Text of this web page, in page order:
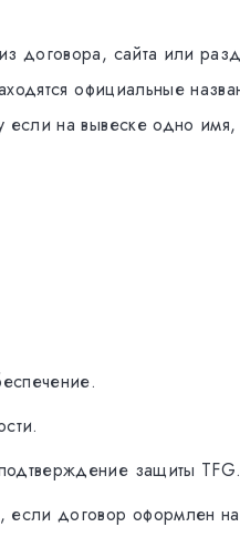
договора, сайта или
официальные
на вывеске одно имя,
защиты TFG.
если договор оформлен на